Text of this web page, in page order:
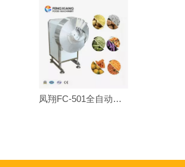
凤翔FC-501全自动蔬菜水果木瓜胡萝卜薯条切丝机切丝切片机